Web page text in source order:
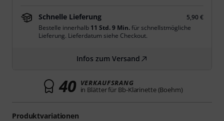
Produktvariationen
Schnelle Lieferung
5,90 €
Bestelle innerhalb 11 Std. 9 Min.für schnellstmögliche
Lieferung. Lieferdatum siehe Checkout.
Infos zum Versand
40 VERKAUFSRANG
in Blätter für Bb-Klarinette (Boehm)